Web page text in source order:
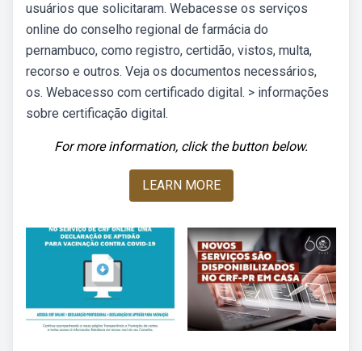
usuários que solicitaram. Webacesse os serviços
online do conselho regional de farmácia do
pernambuco, como registro, certidão, vistos, multa,
recorso e outros. Veja os documentos necessários,
os. Webacesso com certificado digital. > informações
sobre certificação digital.
For more information, click the button below.
LEARN MORE